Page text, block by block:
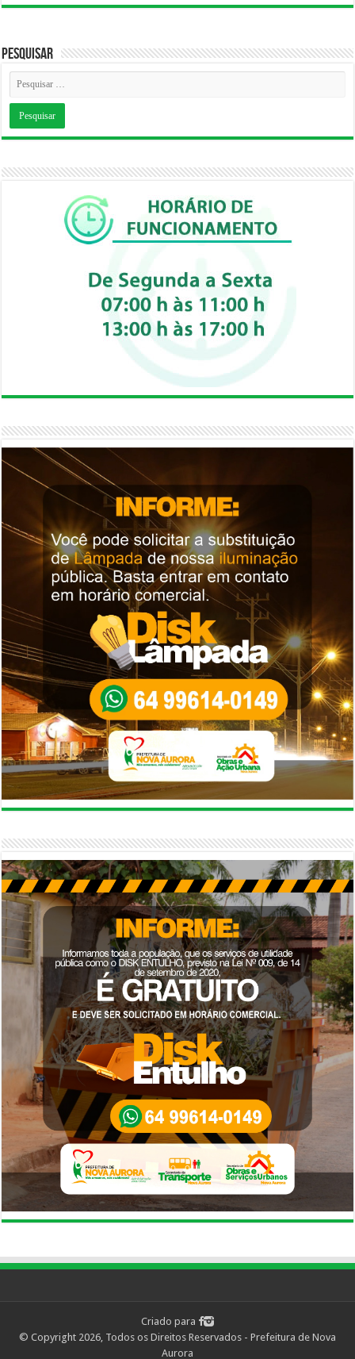
Pesquisar
Criado para
© Copyright 2026, Todos os Direitos Reservados - Prefeitura de Nova
Aurora